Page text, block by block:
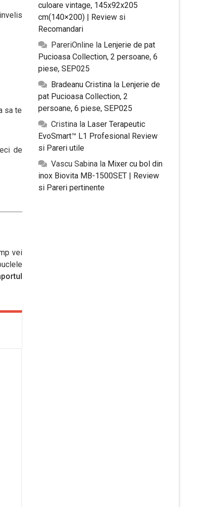
sa te
de
vei
culoare vintage, 145x92x205
cm(140×200) | Review si
Recomandari
PareriOnline la Lenjerie de pat
Pucioasa Collection, 2 persoane, 6
piese, SEP025
Bradeanu Cristinala Lenjerie de
pat Pucioasa Collection, 2
persoane, 6 piese, SEP025
Cristinala Laser Terapeutic
EvoSmart™ L1 Profesional Review
si Pareri utile
Vascu Sabinala Mixer cu bol din
inox Biovita MB-1500SET | Review
si Pareri pertinente